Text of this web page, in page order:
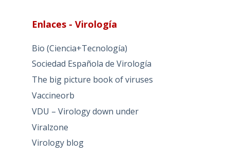
Enlaces - Virología
Bio (Ciencia+Tecnología)
Sociedad Española de Virología
The big picture book of viruses
Vaccineorb
VDU – Virology down under
Viralzone
Virology blog